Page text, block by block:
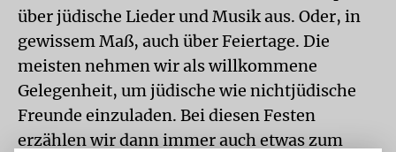
über jüdische Lieder und Musik aus. Oder, in
gewissem Maß, auch über Feiertage. Die
meisten nehmen wir als willkommene
Gelegenheit, um jüdische wie nichtjüdische
Freunde einzuladen. Bei diesen Festen
erzählen wir dann immer auch etwas zum